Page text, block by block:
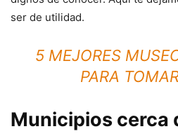
ser de utilidad.
5 MEJORES
PARA
Municipios cerca